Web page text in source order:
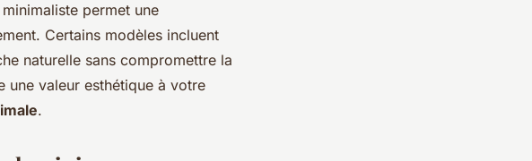
permet une
Certains modèles incluent
naturelle sans compromettre la
une valeur esthétique à votre
.